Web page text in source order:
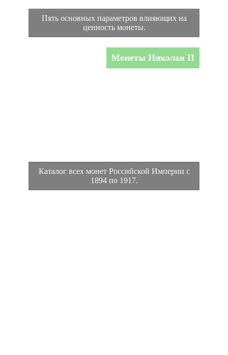
Пять основных параметров влияющих на
ценность монеты.
Монеты Николая II
Каталог всех монет Российской Империи с
1894 по 1917.